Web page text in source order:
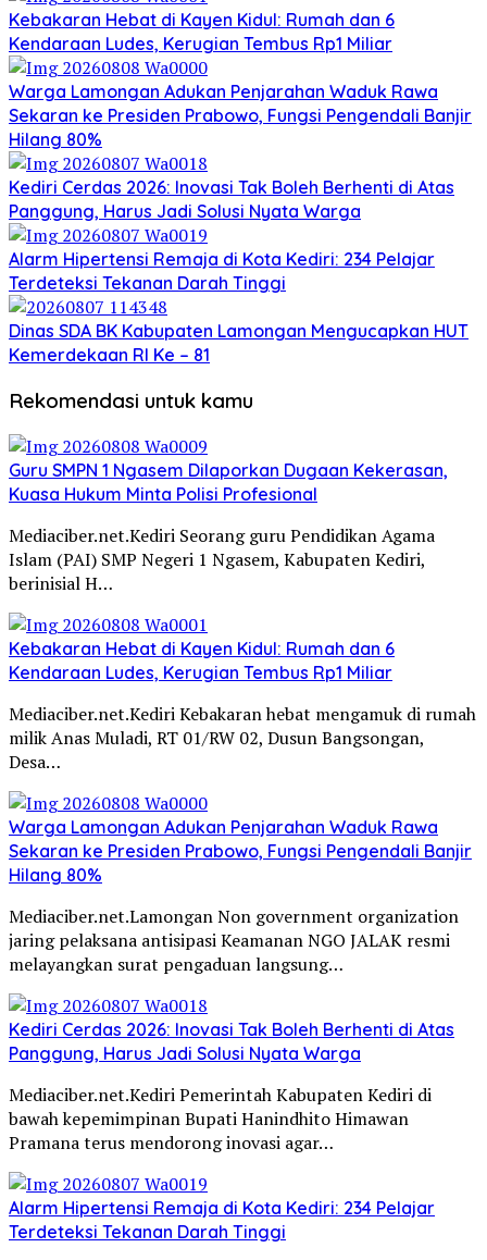
Kebakaran Hebat di Kayen Kidul: Rumah dan 6
Kendaraan Ludes, Kerugian Tembus Rp1 Miliar
Warga Lamongan Adukan Penjarahan Waduk Rawa
Sekaran ke Presiden Prabowo, Fungsi Pengendali Banjir
Hilang 80%
Kediri Cerdas 2026: Inovasi Tak Boleh Berhenti di Atas
Panggung, Harus Jadi Solusi Nyata Warga
Alarm Hipertensi Remaja di Kota Kediri: 234 Pelajar
Terdeteksi Tekanan Darah Tinggi
Dinas SDA BK Kabupaten Lamongan Mengucapkan HUT
Kemerdekaan RI Ke – 81
Rekomendasi untuk kamu
Guru SMPN 1 Ngasem Dilaporkan Dugaan Kekerasan,
Kuasa Hukum Minta Polisi Profesional
Mediaciber.net.Kediri Seorang guru Pendidikan Agama
Islam (PAI) SMP Negeri 1 Ngasem, Kabupaten Kediri,
berinisial H…
Kebakaran Hebat di Kayen Kidul: Rumah dan 6
Kendaraan Ludes, Kerugian Tembus Rp1 Miliar
Mediaciber.net.Kediri Kebakaran hebat mengamuk di rumah
milik Anas Muladi, RT 01/RW 02, Dusun Bangsongan,
Desa…
Warga Lamongan Adukan Penjarahan Waduk Rawa
Sekaran ke Presiden Prabowo, Fungsi Pengendali Banjir
Hilang 80%
Mediaciber.net.Lamongan Non government organization
jaring pelaksana antisipasi Keamanan NGO JALAK resmi
melayangkan surat pengaduan langsung…
Kediri Cerdas 2026: Inovasi Tak Boleh Berhenti di Atas
Panggung, Harus Jadi Solusi Nyata Warga
Mediaciber.net.Kediri Pemerintah Kabupaten Kediri di
bawah kepemimpinan Bupati Hanindhito Himawan
Pramana terus mendorong inovasi agar…
Alarm Hipertensi Remaja di Kota Kediri: 234 Pelajar
Terdeteksi Tekanan Darah Tinggi